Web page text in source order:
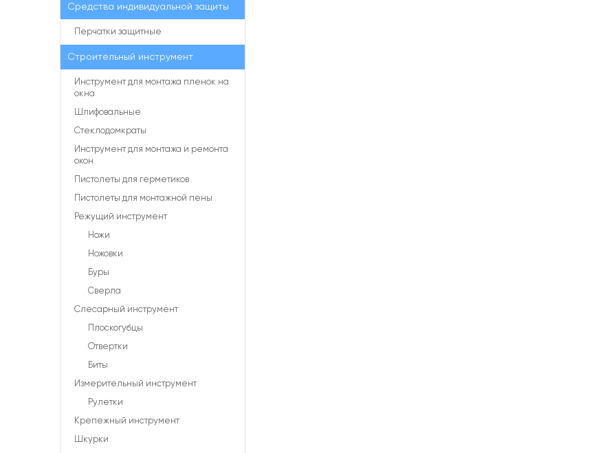
Средства индивидуальной защиты
Перчатки защитные
Строительный инструмент
Инструмент для монтажа пленок на
окна
Шлифовальные
Стеклодомкраты
Инструмент для монтажа и ремонта
окон
Пистолеты для герметиков
Пистолеты для монтажной пены
Режущий инструмент
Ножи
Ножовки
Буры
Сверла
Слесарный инструмент
Плоскогубцы
Отвертки
Биты
Измерительный инструмент
Рулетки
Крепежный инструмент
Шкурки